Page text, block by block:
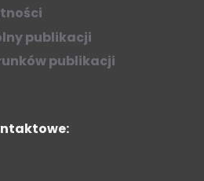
publikacji
publikacji